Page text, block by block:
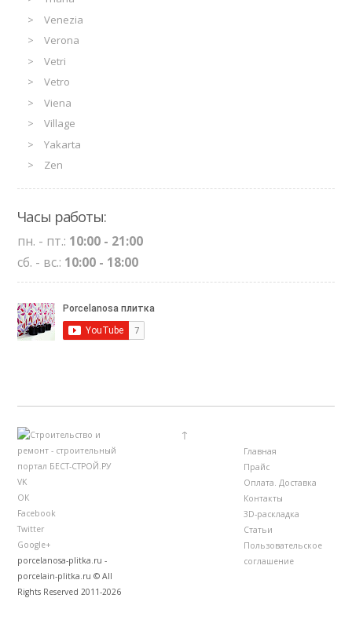
Venezia
Verona
Vetri
Vetro
Viena
Village
Yakarta
Zen
Часы работы:
пн. - пт.: 10:00 - 21:00
сб. - вс.: 10:00 - 18:00
VK
ОК
Facebook
Twitter
Google+
porcelanosa-plitka.ru -
porcelain-plitka.ru © All
Rights Reserved 2011-2026
↑
Главная
Прайс
Оплата. Доставка
Контакты
3D-раскладка
Статьи
Пользовательское
соглашение